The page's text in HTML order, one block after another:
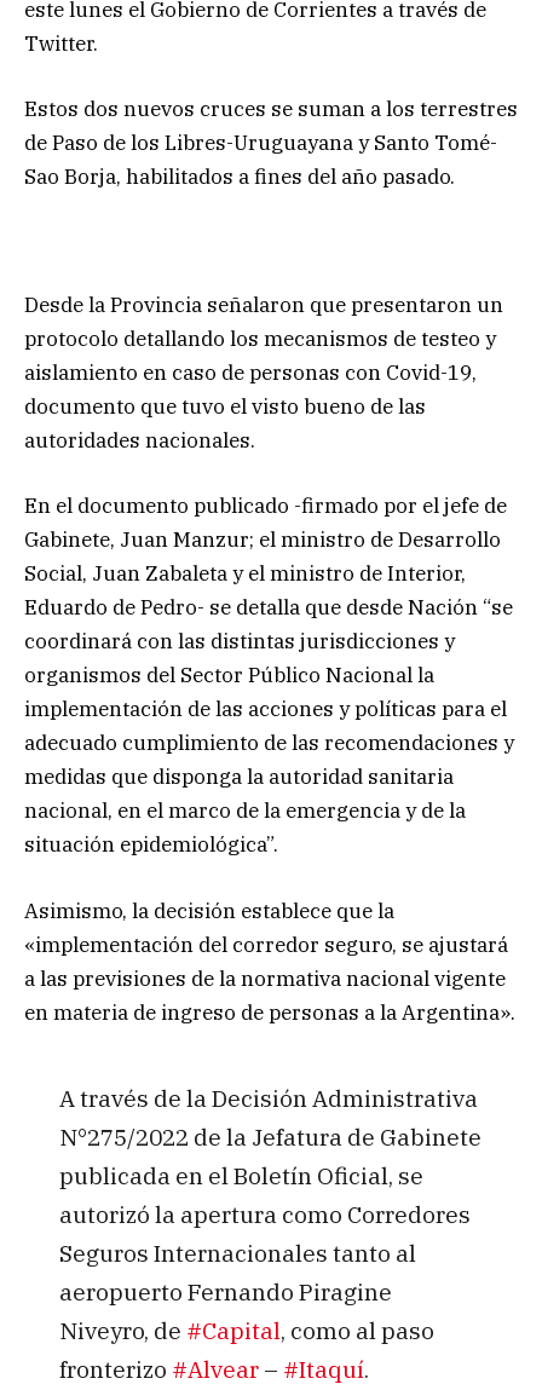
este lunes el Gobierno de Corrientes a través de
Twitter.
Estos dos nuevos cruces se suman a los terrestres
de Paso de los Libres-Uruguayana y Santo Tomé-
Sao Borja, habilitados a fines del año pasado.
Desde la Provincia señalaron que presentaron un
protocolo detallando los mecanismos de testeo y
aislamiento en caso de personas con Covid-19,
documento que tuvo el visto bueno de las
autoridades nacionales.
En el documento publicado -firmado por el jefe de
Gabinete, Juan Manzur; el ministro de Desarrollo
Social, Juan Zabaleta y el ministro de Interior,
Eduardo de Pedro- se detalla que desde Nación “se
coordinará con las distintas jurisdicciones y
organismos del Sector Público Nacional la
implementación de las acciones y políticas para el
adecuado cumplimiento de las recomendaciones y
medidas que disponga la autoridad sanitaria
nacional, en el marco de la emergencia y de la
situación epidemiológica”.
Asimismo, la decisión establece que la
«implementación del corredor seguro, se ajustará
a las previsiones de la normativa nacional vigente
en materia de ingreso de personas a la Argentina».
A través de la Decisión Administrativa
N°275/2022 de la Jefatura de Gabinete
publicada en el Boletín Oficial, se
autorizó la apertura como Corredores
Seguros Internacionales tanto al
aeropuerto Fernando Piragine
Niveyro, de #Capital, como al paso
fronterizo #Alvear– #Itaquí.